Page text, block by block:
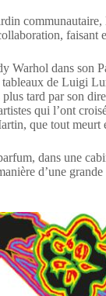
faisant
Warhol dans son
tableaux de Luigi
tard par son
qui l’ont
que tout meurt
dans une
d’une